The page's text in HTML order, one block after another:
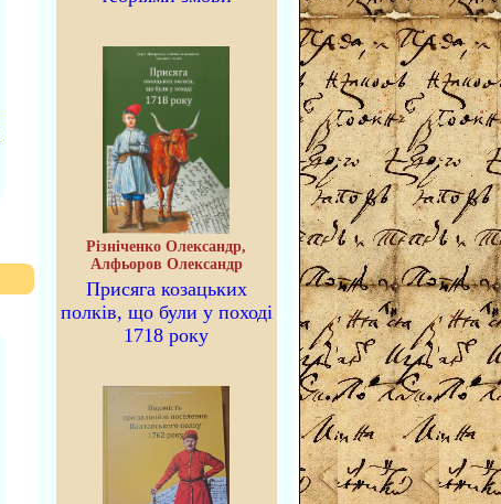
Різніченко Олександр,
Алфьоров Олександр
Присяга козацьких
полків, що були у поході
1718 року